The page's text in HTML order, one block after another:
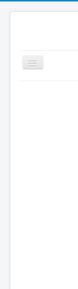
Превключи
навигация